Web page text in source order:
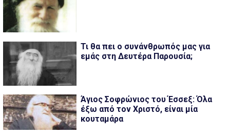
Τι θα πει ο συνάνθρωπός μας για
εμάς στη Δευτέρα Παρουσία;
Άγιος Σοφρώνιος του Έσσεξ: Όλα
έξω από τον Χριστό, είναι μία
κουταμάρα